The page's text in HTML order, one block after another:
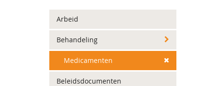
Arbeid
Behandeling
Medicamenten
Beleidsdocumenten